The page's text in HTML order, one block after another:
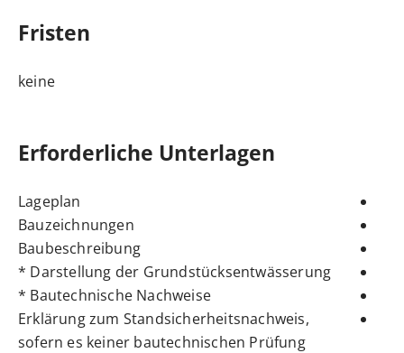
Fristen
keine
Erforderliche Unterlagen
Lageplan
Bauzeichnungen
Baubeschreibung
Darstellung der Grundstücksentwässerung *
Bautechnische Nachweise *
Erklärung zum Standsicherheitsnachweis,
sofern es keiner bautechnischen Prüfung